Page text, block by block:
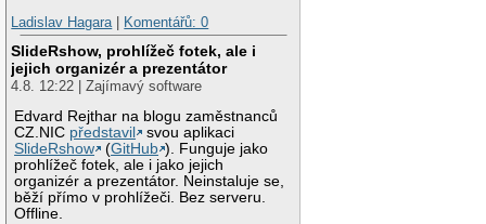
Ladislav Hagara| Komentářů: 0
SlideRshow, prohlížeč fotek, ale i
jejich organizér a prezentátor
4.8. 12:22 | Zajímavý software
Edvard Rejthar na blogu zaměstnanců
CZ.NIC představil
svou aplikaci
SlideRshow
(GitHub ). Funguje jako
prohlížeč fotek, ale i jako jejich
organizér a prezentátor. Neinstaluje se,
běží přímo v prohlížeči. Bez serveru.
Offline.